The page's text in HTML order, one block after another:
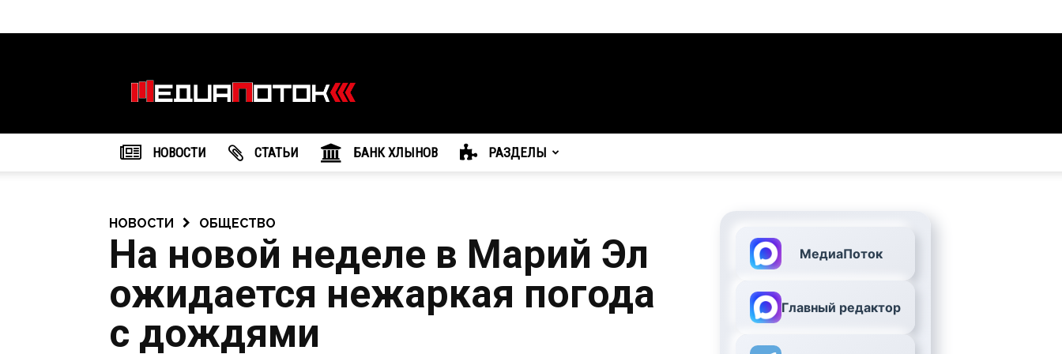
агентство
"МедиаПоток"
НОВОСТИ CТАТЬИ БАНК ХЛЫНОВ РАЗДЕЛЫ
НОВОСТИ ОБЩЕСТВО
На новой неделе в Марий Эл
ожидается нежаркая погода
с дождями
МедиаПоток
Главный редактор